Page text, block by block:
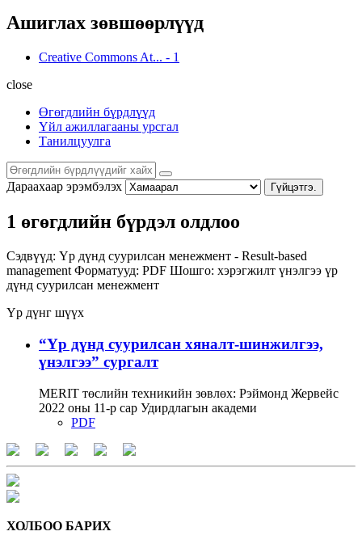
Ашиглах зөвшөөрлүүд
Creative Commons At... - 1
close
Өгөгдлийн бүрдлүүд
Үйл ажиллагааны урсгал
Танилцуулга
Дараахаар эрэмбэлэх Гүйцэтгэ.
1 өгөгдлийн бүрдэл олдлоо
Сэдвүүд: Үр дүнд суурилсан менежмент - Result-based
management Форматууд: PDF Шошго: хэрэгжилт үнэлгээ үр
дүнд суурилсан менежмент
Үр дүнг шүүх
“Үр дүнд суурилсан хяналт-шинжилгээ,
үнэлгээ” сургалт
MERIT төслийн техникийн зөвлөх: Рэймонд Жервейс
2022 оны 11-р сар Удирдлагын академи
PDF
ХОЛБОО БАРИХ